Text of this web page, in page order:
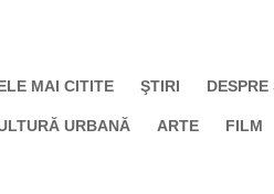
MAI CITITE ŞTIRI DESPRE
URBANĂ ARTE FILM